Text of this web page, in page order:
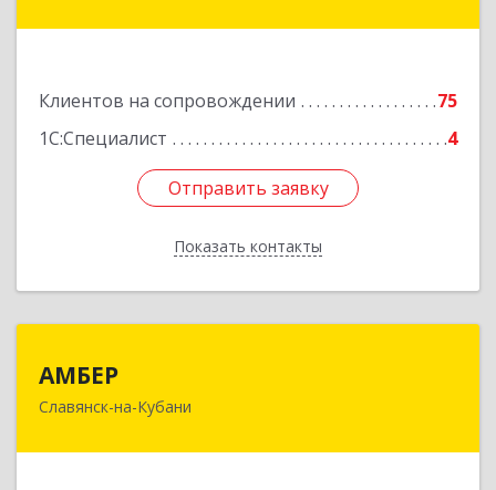
Клиентов на сопровождении
75
1С:Специалист
4
Отправить заявку
Показать контакты
Отправить заявку
Назад
АМБЕР
Славянск-на-Кубани
353562, Краснодарский край, Славянский р-н,